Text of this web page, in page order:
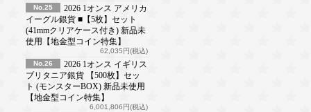
No.25
2026 1オンス アメリカ
イーグル銀貨 ■【5枚】セット
(41mmクリアケース付き) 新品未
使用【地金型コイン特集】
62,035円(税込)
No.26
2026 1オンス イギリス
ブリタニア銀貨 【500枚】セッ
ト (モンスターBOX) 新品未使用
【地金型コイン特集】
6,001,806円(税込)